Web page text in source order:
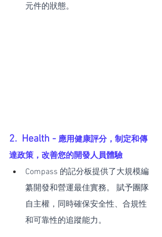
元件的狀態。
2.  Health - 應用健康評分，制定和傳
達政策，改善您的開發人員體驗
Compass 的記分板提供了大規模編
纂開發和營運最佳實務。 賦予團隊
自主權，同時確保安全性、合規性
和可靠性的追蹤能力。